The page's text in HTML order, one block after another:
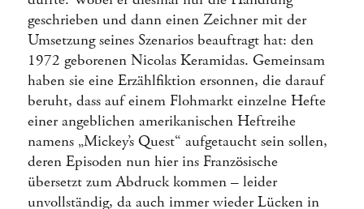
geschrieben und dann einen Zeichner mit der
Umsetzung seines Szenarios beauftragt hat: den
1972 geborenen Nicolas Keramidas. Gemeinsam
haben sie eine Erzählfiktion ersonnen, die darauf
beruht, dass auf einem Flohmarkt einzelne Hefte
einer angeblichen amerikanischen Heftreihe
namens „Mickey’s Quest“ aufgetaucht sein sollen,
deren Episoden nun hier ins Französische
übersetzt zum Abdruck kommen – leider
unvollständig, da auch immer wieder Lücken in